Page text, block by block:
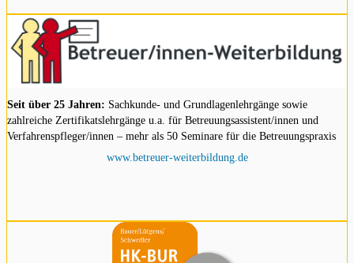
Seit über 25 Jahren: Sachkunde- und Grundlagenlehrgänge sowie
zahlreiche Zertifikatslehrgänge u.a. für Betreuungsassistent/innen und
Verfahrenspfleger/innen – mehr als 50 Seminare für die Betreuungspraxis
www.betreuer-weiterbildung.de